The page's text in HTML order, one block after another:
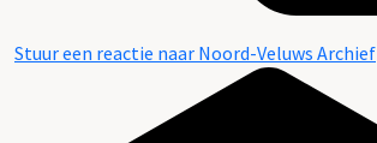
Stuur een reactie naar Noord-Veluws Archief